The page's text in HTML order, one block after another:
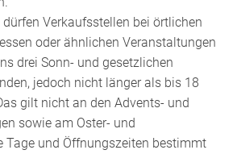
Verkaufsstellen bei örtlichen
oder ähnlichen Veranstaltungen
drei Sonn- und gesetzlichen
jedoch nicht länger als bis 18
gilt nicht an den Advents- und
sowie am Oster- und
Tage und Öffnungszeiten bestimmt